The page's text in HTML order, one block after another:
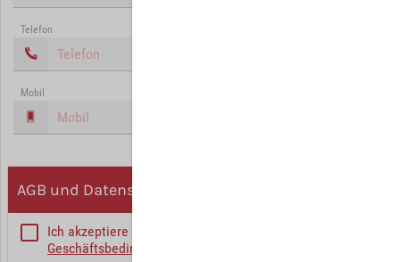
Telefon
Mobil
AGB und Datenschutz
Ich akzeptiere die
Geschäftsbedingungen